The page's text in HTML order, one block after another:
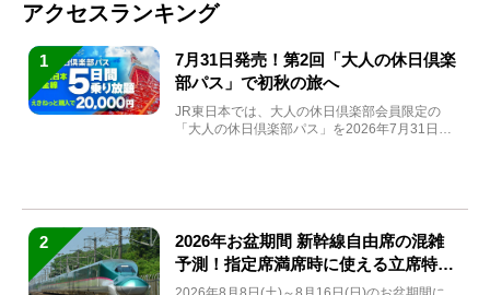
アクセスランキング
1
7月31日発売！第2回「大人の休日倶楽
部パス」で初秋の旅へ
JR東日本では、大人の休日倶楽部会員限定の
「大人の休日倶楽部パス」を2026年7月31日
2
2026年お盆期間 新幹線自由席の混雑
予測！指定席満席時に使える立席特急
券も解説